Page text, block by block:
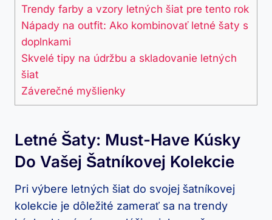
Trendy farby a vzory letných šiat pre tento rok
Nápady na outfit: Ako kombinovať letné šaty s
doplnkami
Skvelé tipy na údržbu a skladovanie letných
šiat
Záverečné myšlienky
Letné Šaty: Must-Have Kúsky
Do Vašej Šatníkovej Kolekcie
Pri výbere letných šiat do svojej šatníkovej
kolekcie je dôležité zamerať sa na trendy